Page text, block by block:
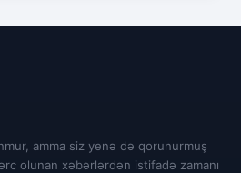
amma siz yenə də qorunurmuş
olunan xəbərlərdən istifadə zamanı